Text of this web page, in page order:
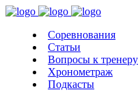
Соревнования
Статьи
Вопросы к тренеру
Хронометраж
Подкасты